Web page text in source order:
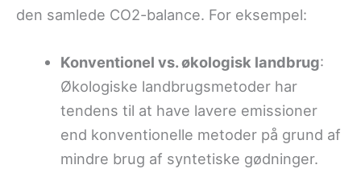
den samlede CO2-balance. For eksempel:
Konventionel vs. økologisk landbrug:
Økologiske landbrugsmetoder har
tendens til at have lavere emissioner
end konventionelle metoder på grund af
mindre brug af syntetiske gødninger.